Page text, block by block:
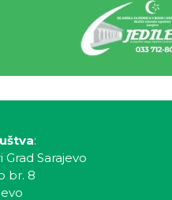
:
Grad Sarajevo
br. 8